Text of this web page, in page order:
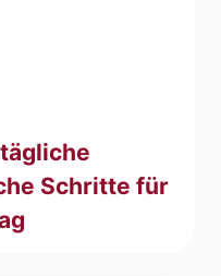
Schritte für